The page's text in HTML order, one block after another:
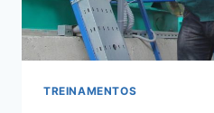
TREINAMENTOS